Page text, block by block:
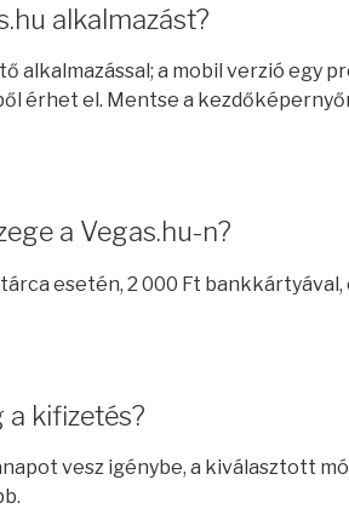
alkalmazást?
alkalmazással; a mobil verzió egy
érhet el. Mentse a
a Vegas.hu-n?
esetén, 2 000 Ft bankkártyával,
a kifizetés?
vesz igénybe, a kiválasztott